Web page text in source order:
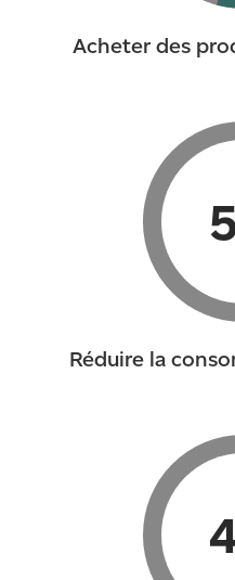
Acheter des
Réduire la